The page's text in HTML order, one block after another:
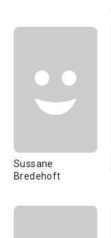
Sussane
Bredehoft